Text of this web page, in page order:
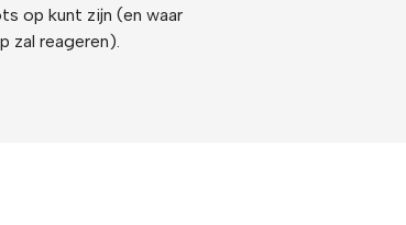
op kunt zijn (en waar
zal reageren).